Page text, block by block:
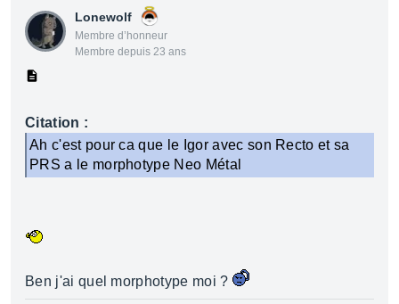
Lonewolf
Membre d’honneur
Membre depuis 23 ans
Citation :
Ah c'est pour ca que le Igor avec son Recto et sa
PRS a le morphotype Neo Métal
Ben j'ai quel morphotype moi ?